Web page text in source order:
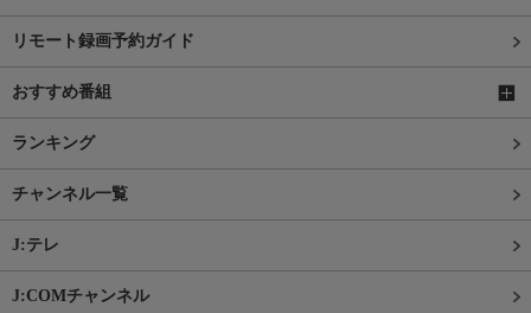
リモート録画予約ガイド
おすすめ番組
ランキング
チャンネル一覧
J:テレ
J:COMチャンネル